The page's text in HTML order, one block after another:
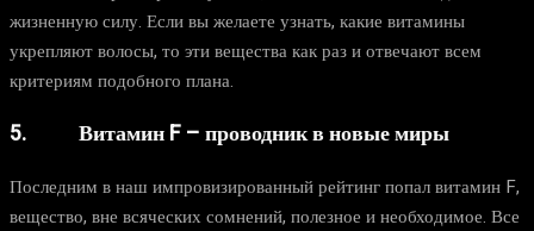
жизненную силу. Если вы желаете узнать, какие витамины
укрепляют волосы, то эти вещества как раз и отвечают всем
критериям подобного плана.
5. Витамин F – проводник в новые миры
Последним в наш импровизированный рейтинг попал витамин F,
вещество, вне всяческих сомнений, полезное и необходимое. Все